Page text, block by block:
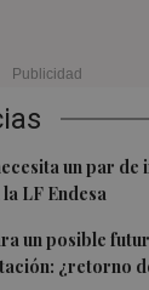
un par
LF Endesa
un posible
¿retorno